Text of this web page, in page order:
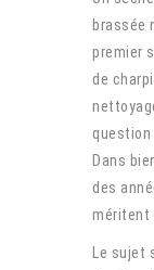
brassée
premier
de
question
Dans
des
méritent
Le sujet